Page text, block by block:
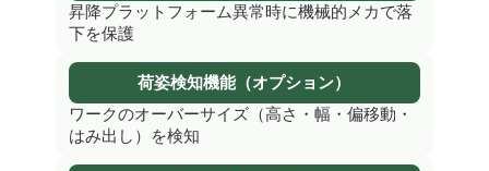
昇降プラットフォーム異常時に機械的メカで落
下を保護
荷姿検知機能（オプション）
ワークのオーバーサイズ（高さ・幅・偏移動・
はみ出し）を検知